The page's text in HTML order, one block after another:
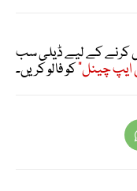
کرنے کے لیے ڈیلی سب
ایپ چینل"کو فالو کریں۔